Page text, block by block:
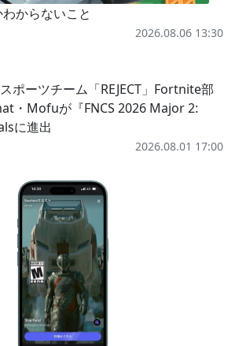
からないこと
2026.08.06 13:30
ポーツチーム「REJECT」Fortnite部
・Mofuが『FNCS 2026 Major 2:
に進出
2026.08.01 17:00